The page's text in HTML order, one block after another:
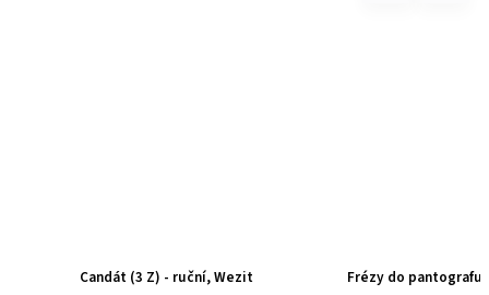
Candát (3 Z) - ruční, Wezit Frézy do pantografu